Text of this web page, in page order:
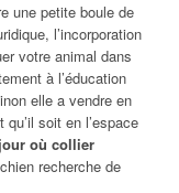
une petite boule de
l’incorporation
votre animal dans
à l’éducation
elle a vendre en
soit en l’espace
jour où collier
chien recherche de